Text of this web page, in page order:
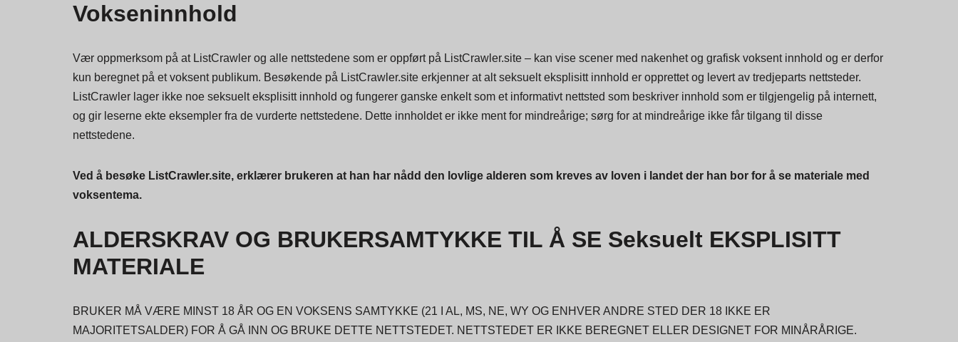
Vokseninnhold
Vær oppmerksom på at ListCrawler og alle nettstedene som er oppført på ListCrawler.site – kan vise scener med nakenhet og grafisk voksent innhold og er derfor
kun beregnet på et voksent publikum. Besøkende på ListCrawler.site erkjenner at alt seksuelt eksplisitt innhold er opprettet og levert av tredjeparts nettsteder.
ListCrawler lager ikke noe seksuelt eksplisitt innhold og fungerer ganske enkelt som et informativt nettsted som beskriver innhold som er tilgjengelig på internett,
og gir leserne ekte eksempler fra de vurderte nettstedene. Dette innholdet er ikke ment for mindreårige; sørg for at mindreårige ikke får tilgang til disse
nettstedene.
Ved å besøke ListCrawler.site, erklærer brukeren at han har nådd den lovlige alderen som kreves av loven i landet der han bor for å se materiale med
voksentema.
ALDERSKRAV OG BRUKERSAMTYKKE TIL Å SE Seksuelt EKSPLISITT
MATERIALE
BRUKER MÅ VÆRE MINST 18 ÅR OG EN VOKSENS SAMTYKKE (21 I AL, MS, NE, WY OG ENHVER ANDRE STED DER 18 IKKE ER
MAJORITETSALDER) FOR Å GÅ INN OG BRUKE DETTE NETTSTEDET. NETTSTEDET ER IKKE BEREGNET ELLER DESIGNET FOR MINÅRÅRIGE.